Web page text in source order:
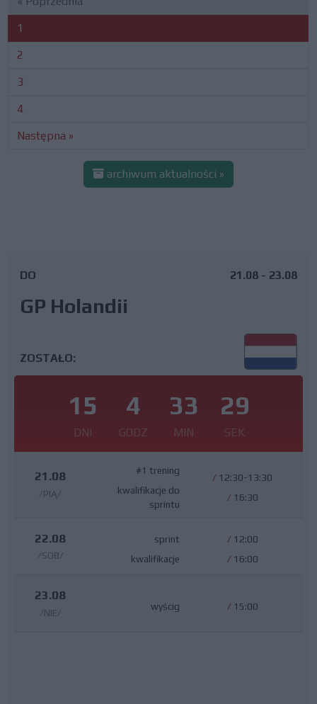
1
2
3
4
Następna »
archiwum aktualności »
DO
GP Holandii
21.08 - 23.08
ZOSTAŁO:
15
DNI
4
GODZ
33
MIN
28
SEK
21.08
/PIĄ/
#1 trening
kwalifikacje do
sprintu
/ 12:30-13:30
/ 16:30
22.08
/SOB/
sprint
kwalifikacje
/ 12:00
/ 16:00
23.08
/NIE/
wyścig / 15:00